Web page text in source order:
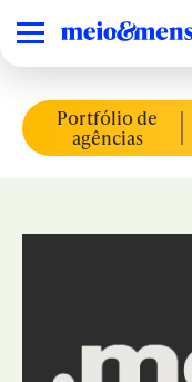
Portfólio de
agências